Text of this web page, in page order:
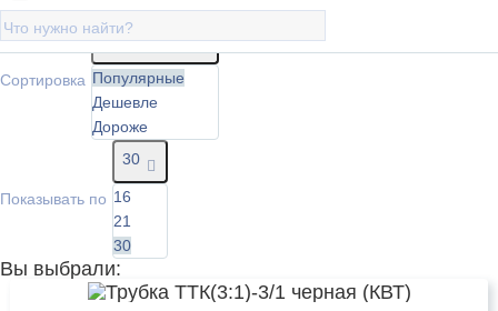
Фильтр
Сортировка
Популярные
Популярные
Дешевле
Дороже
Показывать по
30
16
21
30
Вы выбрали: